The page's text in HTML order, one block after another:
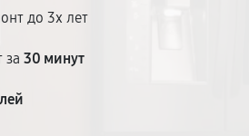
до 3х лет
за 30 минут